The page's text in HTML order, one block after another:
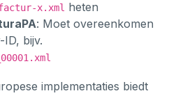
x.xml heten
: Moet overeenkomen
bijv.
implementaties biedt